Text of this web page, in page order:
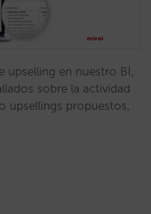
upselling en nuestro BI,
sobre la actividad
upsellings propuestos,